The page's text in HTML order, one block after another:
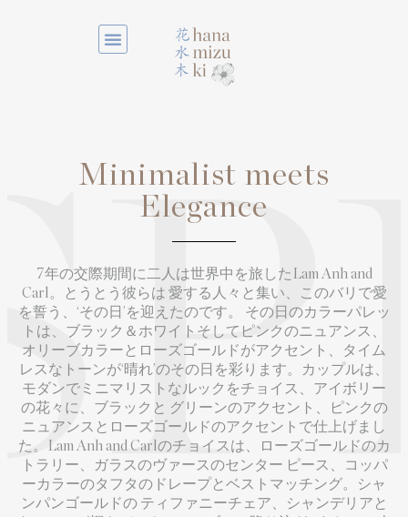
Minimalist meets
Elegance
7年の交際期間に二人は世界中を旅したLam Anh and
Carl。とうとう彼らは 愛する人々と集い、このバリで愛
を誓う、‘その日’を迎えたのです。 その日のカラーパレッ
トは、ブラック＆ホワイトそしてピンクのニュアンス、
オリーブカラーとローズゴールドがアクセント、タイム
レスなトーンが‘晴れ’のその日を彩ります。カップルは、
モダンでミニマリストなルックをチョイス、アイボリー
の花々に、ブラックと グリーンのアクセント、ピンクの
ニュアンスとローズゴールドのアクセントで仕上げまし
た。Lam Anh and Carlのチョイスは、ローズゴールドのカ
トラリー、ガラスのヴァースのセンター ピース、コッパ
ーカラーのタフタのドレープとベストマッチング。シャ
ンパンゴールドの ティファニーチェア、シャンデリアと